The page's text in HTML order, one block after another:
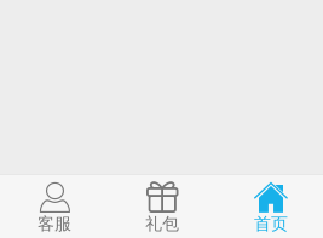
客服 礼包 首页